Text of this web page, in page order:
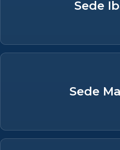
Sede
Sede